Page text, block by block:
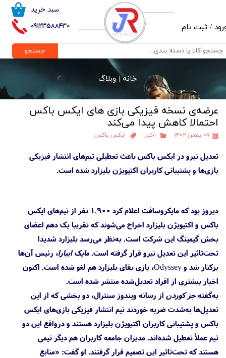
09123588430
۰ سبد خرید
/ ثبت نام
حساب کاربری من
تغییر گذر واژه
خروج از حساب کاربری
جستجو
خانه |وبلاگ
عرضه‌ی نسخه‌ فیزیکی بازی‌ های ایکس باکس
احتمالا کاهش پیدا می‌کند
۰۷ بهمن ۱۴۰۲ اخبار ایکس باکس
تعدیل نیرو در ایکس باکس باعث تعطیلی تیم‌های انتشار فیزیکی
بازی‌ها و پشتیبانی کاربران اکتیویژن بلیزارد شده است.
دیروز بود که مایکروسافت اعلام کرد ۱,۹۰۰ نفر از تیم‌های ایکس
باکس و اکتیویژن بلیزارد اخراج می‌شوند که تقریبا یک دهم اعضای
بخش گیمینگ این شرکت است. به‌نظر می‌رسد بلیزارد شدیدا
تحت‌تاثیر این تعدیل نیرو قرار گرفته است.مایک ایبارا، رئیس آن‌ها
برکنار شد و Odyssey، بازی بقای بلیزارد هم لغو شده است. اکنون
اخبار بیشتری از افراد تعدیل‌شده منتشر شده است.
به‌گفتهجز کوردن از رسانه ویندوز سنترال، دو بخشی که از این
تعدیل‌ها به‌شدت ضربه خوردند تیم انتشار فیزیکی بازی‌های ایکس
باکس و پشتیبانی کاربران اکتیویژن بلیزارد هستند و درواقع این دو
تیم عملاً تعطیل شده‌اند. مدیران جامعه کاربران هم دیگر تیمی
هستند که تحت‌تاثیر این تصمیم قرار گرفتند. او گفت: «منابع